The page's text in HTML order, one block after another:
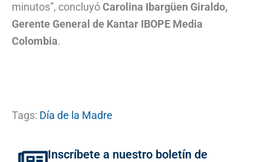
minutos”, concluyóCarolina Ibargüen Giraldo,
Gerente General de Kantar IBOPE Media
Colombia.
Tags: Día de la Madre
Inscríbete a nuestro boletín de